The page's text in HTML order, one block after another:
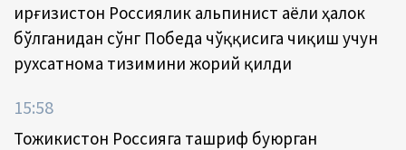
Қирғизистон Россиялик альпинист аёли ҳалок
бўлганидан сўнг Победа чўққисига чиқиш учун
рухсатнома тизимини жорий қилди
15:58
Тожикистон Россияга ташриф буюрган